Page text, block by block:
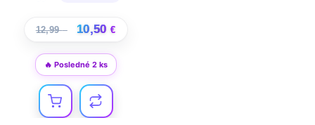
12,99€ 10,50 €
🔥 Posledné 2 ks